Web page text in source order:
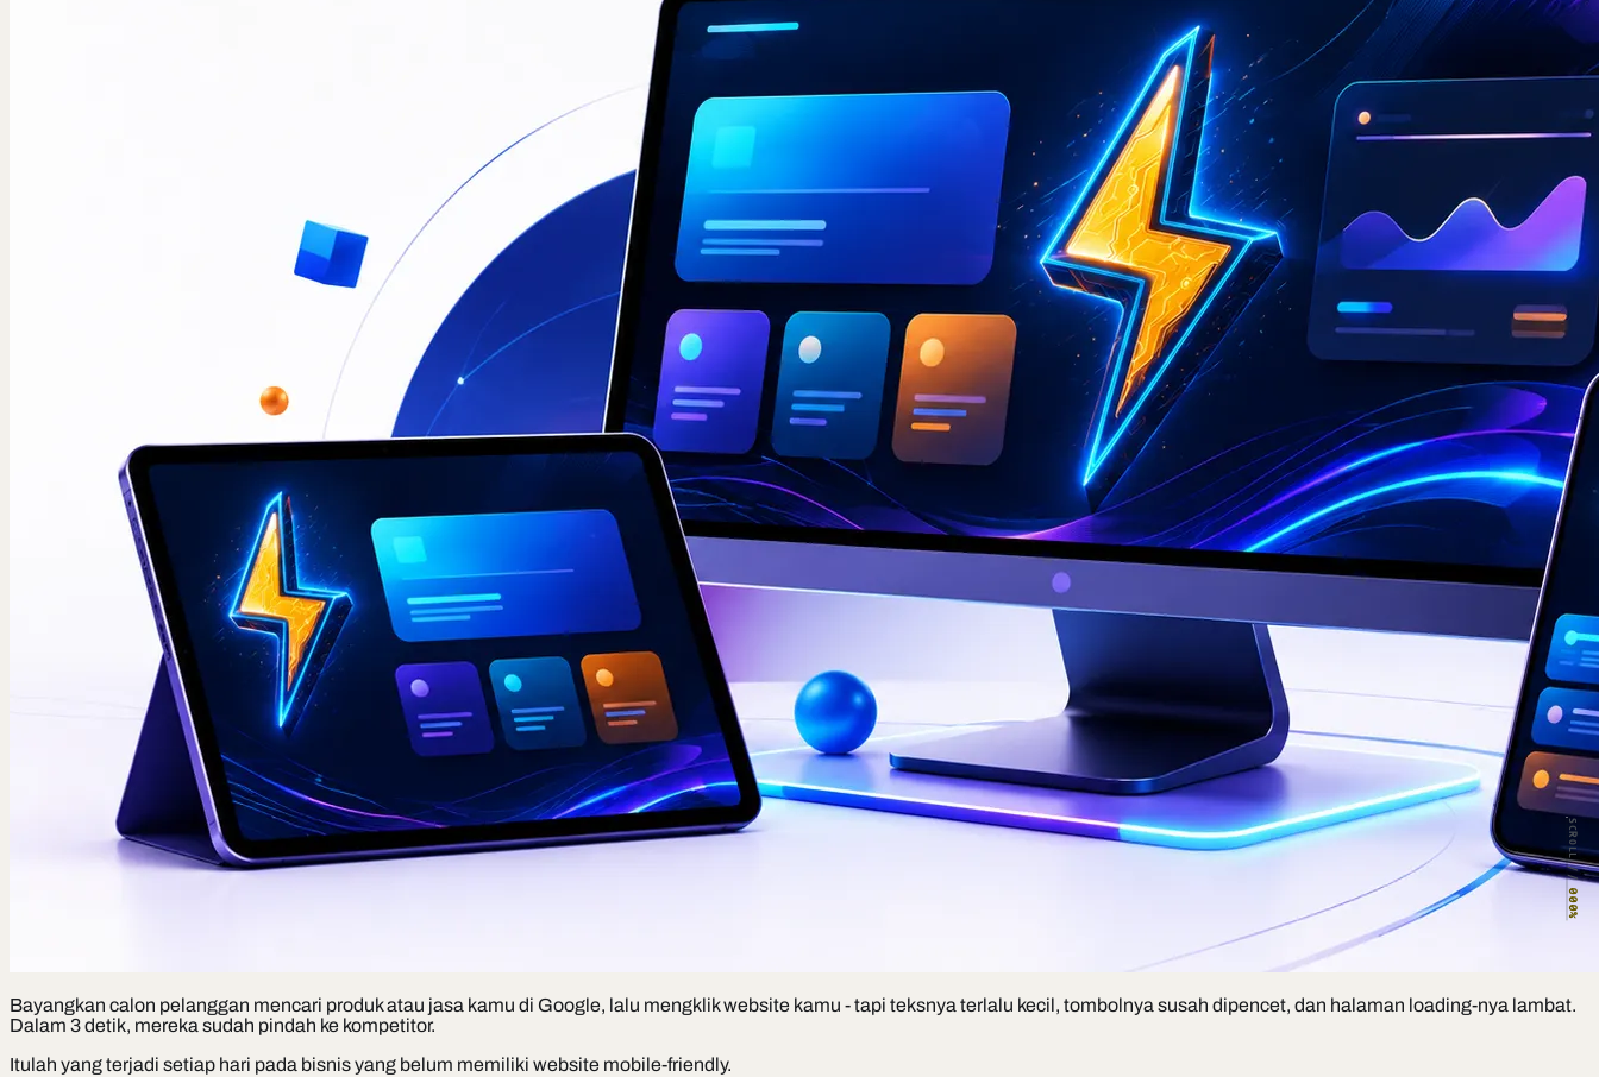
Bayangkan calon pelanggan mencari produk atau jasa kamu di Google, lalu mengklik website kamu - tapi teksnya terlalu kecil, tombolnya susah dipencet, dan halaman loading-nya lambat.
Dalam 3 detik, mereka sudah pindah ke kompetitor.
Itulah yang terjadi setiap hari pada bisnis yang belum memiliki website mobile-friendly.
SCROLL //
000%